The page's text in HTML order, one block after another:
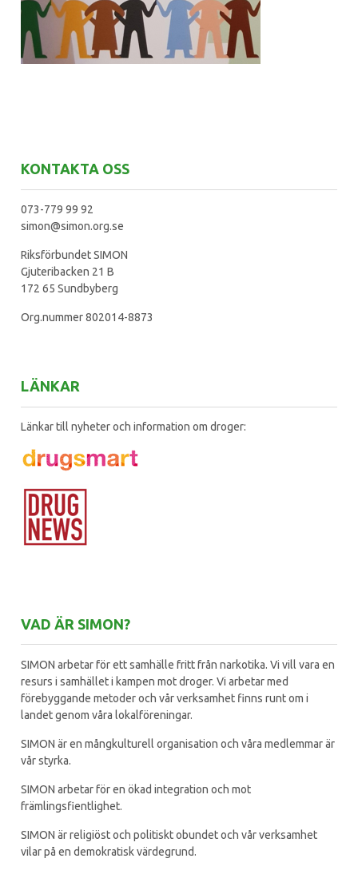
KONTAKTA OSS
073-779 99 92
simon@simon.org.se
Riksförbundet SIMON
Gjuteribacken 21 B
172 65 Sundbyberg
Org.nummer 802014-8873
LÄNKAR
Länkar till nyheter och information om droger:
VAD ÄR SIMON?
SIMON arbetar för ett samhälle fritt från narkotika. Vi vill vara en
resurs i samhället i kampen mot droger. Vi arbetar med
förebyggande metoder och vår verksamhet finns runt om i
landet genom våra lokalföreningar.
SIMON är en mångkulturell organisation och våra medlemmar är
vår styrka.
SIMON arbetar för en ökad integration och mot
främlingsfientlighet.
SIMON är religiöst och politiskt obundet och vår verksamhet
vilar på en demokratisk värdegrund.